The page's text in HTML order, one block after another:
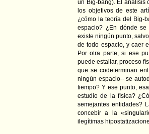
un Big-bang). El análisis
los objetivos de este
¿cómo la teoría del Big-
espacio? ¿En dónde
existe ningún punto,
de todo espacio, y caer
Por otra parte, si ese
puede estallar, proceso
que se codeterminan
ningún espacio-- se
tiempo? Y ese punto,
estudio de la física?
semejantes entidades?
concebir a la
ilegítimas